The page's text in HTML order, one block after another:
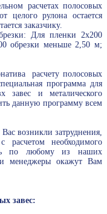
расчетах полосовых
целого рулона остается
заказчику.
Для пленки 2х200
обрезки меньше 2,50 м;
расчету полосовых
программа для
завес и металического
данную программу всем
возникли затруднения,
необходимого
по любому из наших
менеджеры окажут Вам
завес: